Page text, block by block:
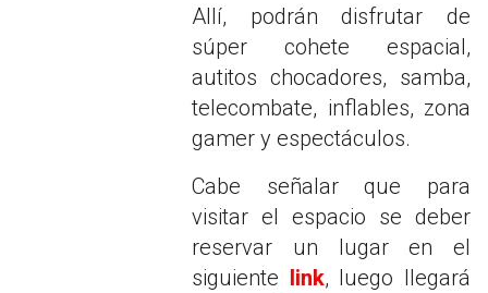
Allí, podrán disfrutar de
súper cohete espacial,
autitos chocadores, samba,
telecombate, inflables, zona
gamer y espectáculos.
Cabe señalar que para
visitar el espacio se deber
reservar un lugar en el
siguiente link, luego llegará